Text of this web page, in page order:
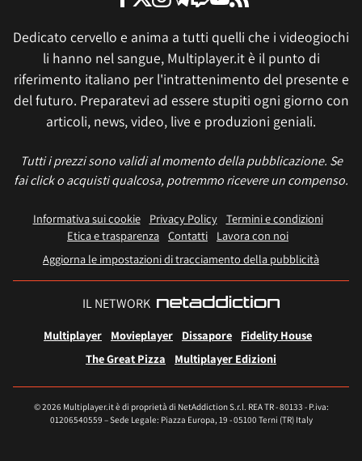
Dedicato cervello e anima a tutti quelli che i videogiochi
li hanno nel sangue, Multiplayer.it è il punto di
riferimento italiano per l'intrattenimento del presente e
del futuro. Preparatevi ad essere stupiti ogni giorno con
articoli, news, video, live e produzioni geniali.
Tutti i prezzi sono validi al momento della pubblicazione. Se
fai click o acquisti qualcosa, potremmo ricevere un compenso.
Informativa sui cookie Privacy Policy
Termini e condizioni
Etica e trasparenza Contatti
Lavora con noi
Aggiorna le impostazioni di tracciamento della pubblicità
IL NETWORK
Multiplayer Movieplayer Dissapore
Fidelity House
The Great Pizza
Multiplayer Edizioni
© 2026 Multiplayer.it è di proprietà di NetAddiction S.r.l. REA TR - 80133 - P.iva:
01206540559 – Sede Legale: Piazza Europa, 19 - 05100 Terni (TR) Italy